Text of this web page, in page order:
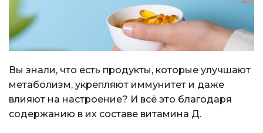
Вы знали, что есть продукты, которые улучшают
метаболизм, укрепляют иммунитет и даже
влияют на настроение? И всё это благодаря
содержанию в их составе витамина Д.